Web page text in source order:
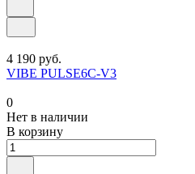
4 190 руб.
VIBE PULSE6C-V3
0
Нет в наличии
В корзину